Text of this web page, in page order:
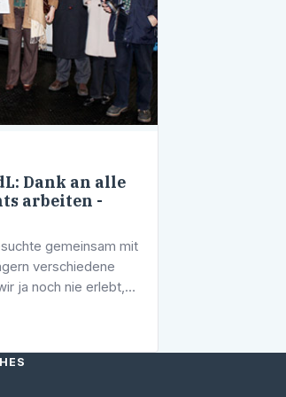
Dank an alle
arbeiten -
gemeinsam mit
verschiedene
ja noch nie erlebt,
arbeiten", …